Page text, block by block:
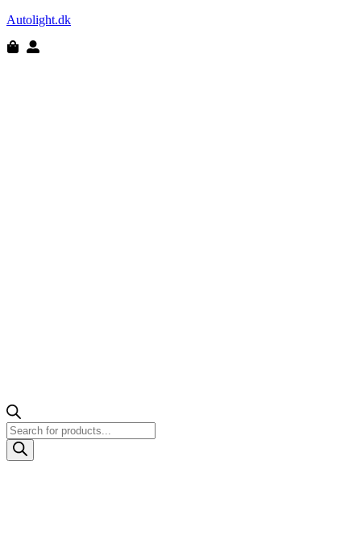
Autolight.dk
Products
search